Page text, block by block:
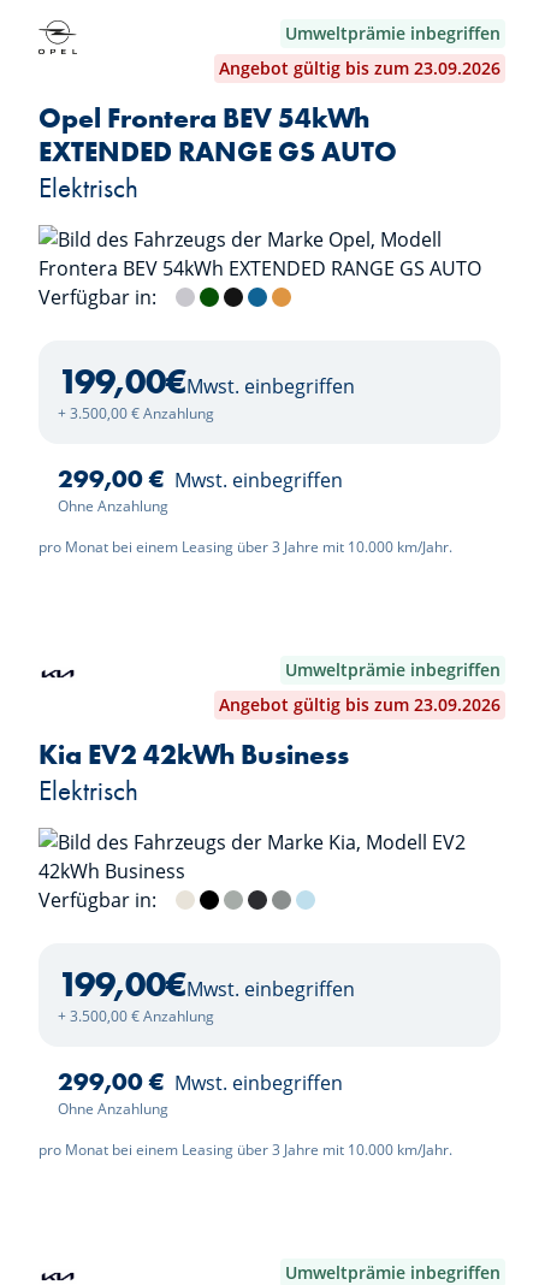
Umweltprämie inbegriffen
Angebot gültig bis zum 23.09.2026
Opel Frontera BEV 54kWh
EXTENDED RANGE GS AUTO
Elektrisch
Verfügbar in: Kristall Silver
Khaki Green
Karbon Black
Effekt Blue
Kanyon Orange
199,00€Mwst. einbegriffen
+ 3.500,00 € Anzahlung
299,00 € Mwst. einbegriffen
Ohne Anzahlung
pro Monat bei einem Leasing über 3 Jahre mit 10.000 km/Jahr.
Umweltprämie inbegriffen
Angebot gültig bis zum 23.09.2026
Kia EV2 42kWh Business
Elektrisch
Verfügbar in: Casa White
Black Pearl
Morning Haze
Dark Penta Metal
Wolf Grey
Frost Blue
199,00€Mwst. einbegriffen
+ 3.500,00 € Anzahlung
299,00 € Mwst. einbegriffen
Ohne Anzahlung
pro Monat bei einem Leasing über 3 Jahre mit 10.000 km/Jahr.
Umweltprämie inbegriffen